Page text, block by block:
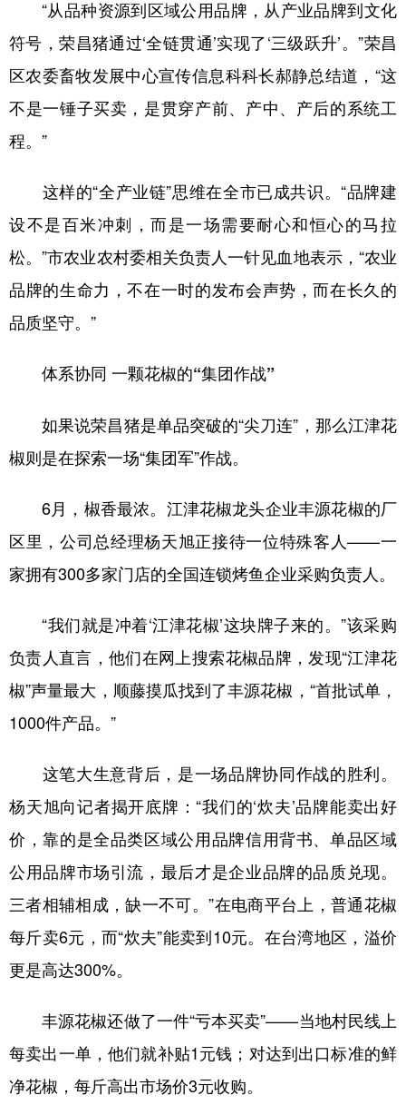
“从品种资源到区域公用品牌，从产业品牌到文化
符号，荣昌猪通过‘全链贯通’实现了‘三级跃升’。”荣昌
区农委畜牧发展中心宣传信息科科长郝静总结道，“这
不是一锤子买卖，是贯穿产前、产中、产后的系统工
程。”
这样的“全产业链”思维在全市已成共识。“品牌建
设不是百米冲刺，而是一场需要耐心和恒心的马拉
松。”市农业农村委相关负责人一针见血地表示，“农业
品牌的生命力，不在一时的发布会声势，而在长久的
品质坚守。”
体系协同 一颗花椒的“集团作战”
如果说荣昌猪是单品突破的“尖刀连”，那么江津花
椒则是在探索一场“集团军”作战。
6月，椒香最浓。江津花椒龙头企业丰源花椒的厂
区里，公司总经理杨天旭正接待一位特殊客人——一
家拥有300多家门店的全国连锁烤鱼企业采购负责人。
“我们就是冲着‘江津花椒’这块牌子来的。”该采购
负责人直言，他们在网上搜索花椒品牌，发现“江津花
椒”声量最大，顺藤摸瓜找到了丰源花椒，“首批试单，
1000件产品。”
这笔大生意背后，是一场品牌协同作战的胜利。
杨天旭向记者揭开底牌：“我们的‘炊夫’品牌能卖出好
价，靠的是全品类区域公用品牌信用背书、单品区域
公用品牌市场引流，最后才是企业品牌的品质兑现。
三者相辅相成，缺一不可。”在电商平台上，普通花椒
每斤卖6元，而“炊夫”能卖到10元。在台湾地区，溢价
更是高达300%。
丰源花椒还做了一件“亏本买卖”——当地村民线上
每卖出一单，他们就补贴1元钱；对达到出口标准的鲜
净花椒，每斤高出市场价3元收购。